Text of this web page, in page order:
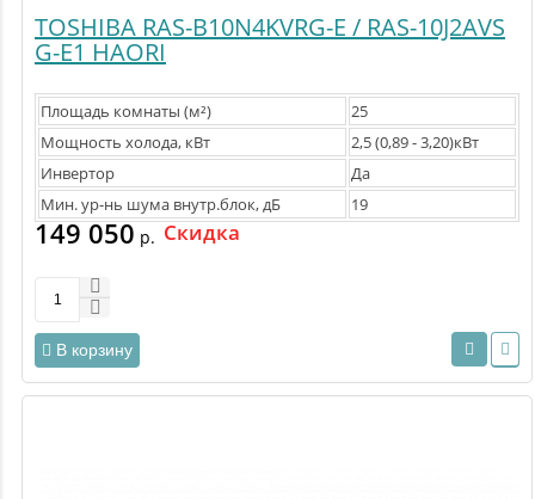
TOSHIBA RAS-B10N4KVRG-E / RAS-10J2AVS
G-E1 HAORI
Площадь комнаты (м²)
25
Мощность холода, кВт
2,5 (0,89 - 3,20)кВт
Инвертор
Да
Мин. ур-нь шума внутр.блок, дБ
19
149 050 р. Скидка
В корзину